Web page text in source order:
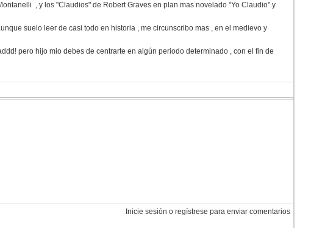
, y los "Claudios" de Robert Graves en plan mas novelado "Yo Claudio" y
suelo leer de casi todo en historia , me circunscribo mas , en el medievo y
pero hijo mio debes de centrarte en algún periodo determinado , con el fin de
Inicie sesión o regístrese para enviar comentarios